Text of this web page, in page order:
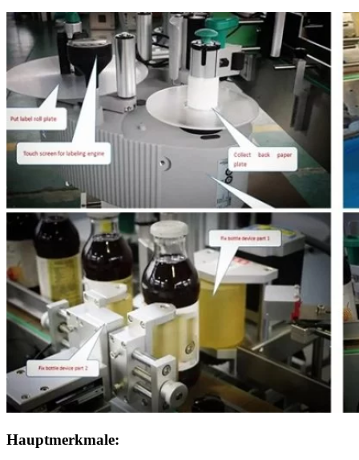
Hauptmerkmale: